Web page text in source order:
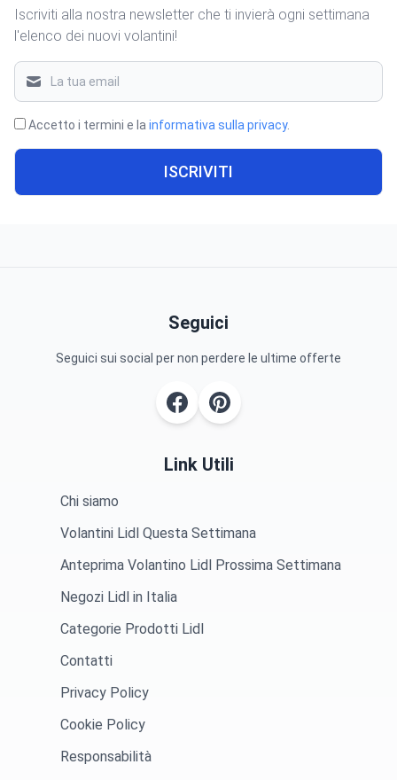
Iscriviti alla nostra newsletter che ti invierà ogni settimana
l'elenco dei nuovi volantini!
Accetto i termini e la informativa sulla privacy.
ISCRIVITI
Seguici
Seguici sui social per non perdere le ultime offerte
Link Utili
Chi siamo
Volantini Lidl Questa Settimana
Anteprima Volantino Lidl Prossima Settimana
Negozi Lidl in Italia
Categorie Prodotti Lidl
Contatti
Privacy Policy
Cookie Policy
Responsabilità